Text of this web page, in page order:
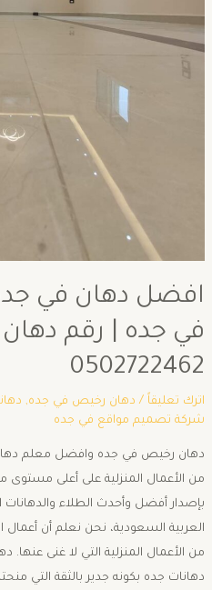
افضل دهان في
في جده | رقم
0502722462
اترك تعليقاً / دهان رخيص في جده,
شركة تصميم مواقع في جده
دهان رخيص في جده وافضل معلم
من الأعمال المنزلية على أعلى مستوى
بإصدار أفضل وأحدث الطلاء والدهانات
العربية السعودية، نحن نعلم أن أعمال
من الأعمال المنزلية التي لا غنى
دهانات جده بكونه جدير بالثقة التي